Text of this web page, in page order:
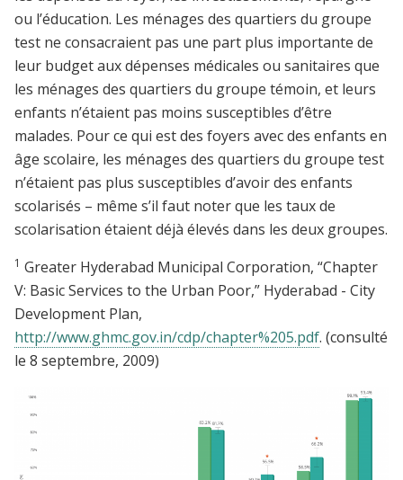
ou l’éducation. Les ménages des quartiers du groupe
test ne consacraient pas une part plus importante de
leur budget aux dépenses médicales ou sanitaires que
les ménages des quartiers du groupe témoin, et leurs
enfants n’étaient pas moins susceptibles d’être
malades. Pour ce qui est des foyers avec des enfants en
âge scolaire, les ménages des quartiers du groupe test
n’étaient pas plus susceptibles d’avoir des enfants
scolarisés – même s’il faut noter que les taux de
scolarisation étaient déjà élevés dans les deux groupes.
1 Greater Hyderabad Municipal Corporation, “Chapter
V: Basic Services to the Urban Poor,” Hyderabad - City
Development Plan,
http://www.ghmc.gov.in/cdp/chapter%205.pdf. (consulté
le 8 septembre, 2009)